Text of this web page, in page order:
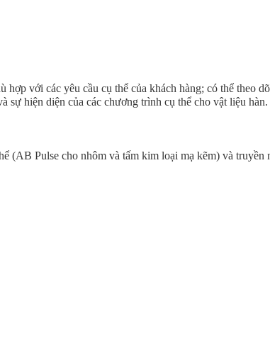
với các yêu cầu cụ thể của khách hàng; có thể theo
sự hiện diện của các chương trình cụ thể cho vật liệu hàn.
(AB Pulse cho nhôm và tấm kim loại mạ kẽm) và truyền